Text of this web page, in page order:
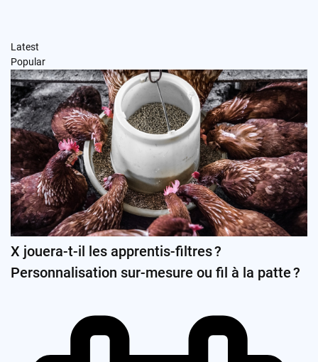
Latest
Popular
X jouera-t-il les apprentis-filtres ?
Personnalisation sur-mesure ou fil à la patte ?